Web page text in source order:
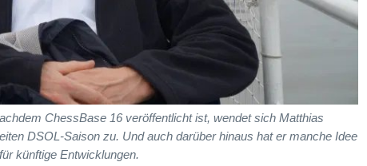
ChessBase 16 veröffentlicht ist, wendet sich Matthias
DSOL-Saison zu. Und auch darüber hinaus hat er manche Idee
für künftige Entwicklungen.